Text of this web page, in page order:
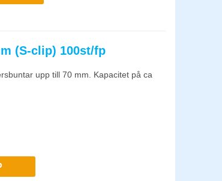
(S-clip) 100st/fp
upp till 70 mm. Kapacitet på ca